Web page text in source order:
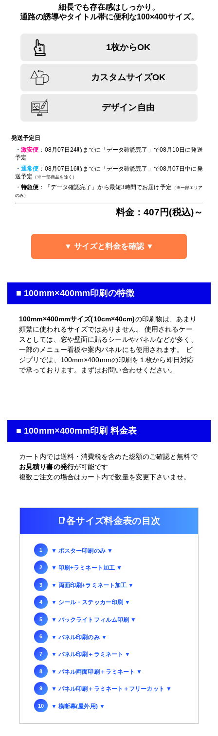
細長でも存在感はしっかり。
通路の誘導やタイトル帯に便利な100×400サイズ。
1枚からOK
カスタムサイズOK
デザイン自由
発送予定日
・激安便 ：08月07日24時までに「データ確認完了」で08月10日に発送
予定
・通常便 ：08月07日16時までに「データ確認完了」で08月07日中に発
送予定 （※一部商品を除く）
・特急便 ：「データ確認完了」から最短3時間でお届け予定 （※一部エリア
のみ）
料金：407円(税込)～
▼ サイズと料金を確認 ▼
■ 100mm×400mm印刷の特徴
100mm×400mmサイズ(10cm×40cm)の印刷物は、あまり
頻繁に使われるサイズではありません。 使用されるケー
スとしては、窓や壁面に貼るシールやパネルなどが多く、
一部のメニュー看板や案内パネルにも使用されます。 ビ
ジプリでは、100mm×400mmの印刷を１枚から即日対応
で承っております。まずはお問い合わせください。
■ 100mm×400mm印刷 料金表
カート内では送料・消費税を含めた総額のご確認と無料で
お見積り書の発行が可能です
複数ご注文の場合はカート内で数量を変更下さいませ。
各サイズ料金表の目次
▼ ポスター印刷のみ ▼
▼ 印刷+ラミネート加工 ▼
▼ 両面印刷+ラミネート加工 ▼
▼ シール・ステッカー印刷 ▼
▼ バックライトフィルム印刷 ▼
▼ パネル印刷のみ ▼
▼ パネル印刷＋ラミネート ▼
▼ パネル両面印刷＋ラミネート ▼
▼ パネル印刷＋ラミネート＋フリーカット ▼
▼ 横断幕(屋外用) ▼